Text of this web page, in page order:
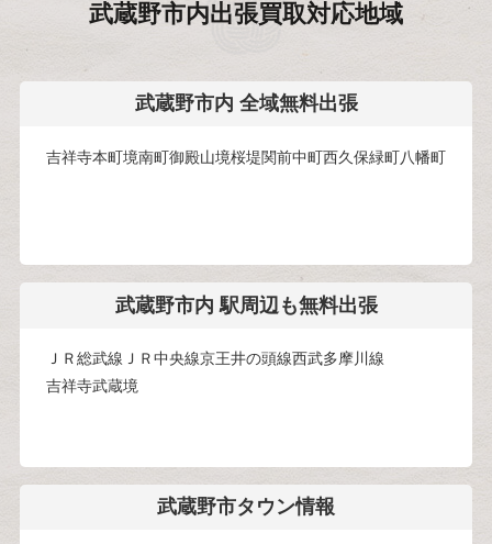
武蔵野市内出張買取対応地域
武蔵野市内 全域無料出張
吉祥寺本町境南町御殿山境桜堤関前中町西久保緑町八幡町
武蔵野市内 駅周辺も無料出張
ＪＲ総武線 ＪＲ中央線京王井の頭線西武多摩川線
吉祥寺武蔵境
武蔵野市タウン情報